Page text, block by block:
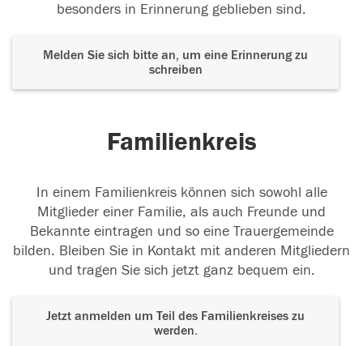
besonders in Erinnerung geblieben sind.
Melden Sie sich bitte an, um eine Erinnerung zu
schreiben
Familienkreis
In einem Familienkreis können sich sowohl alle
Mitglieder einer Familie, als auch Freunde und
Bekannte eintragen und so eine Trauergemeinde
bilden. Bleiben Sie in Kontakt mit anderen Mitgliedern
und tragen Sie sich jetzt ganz bequem ein.
Jetzt anmelden um Teil des Familienkreises zu
werden.